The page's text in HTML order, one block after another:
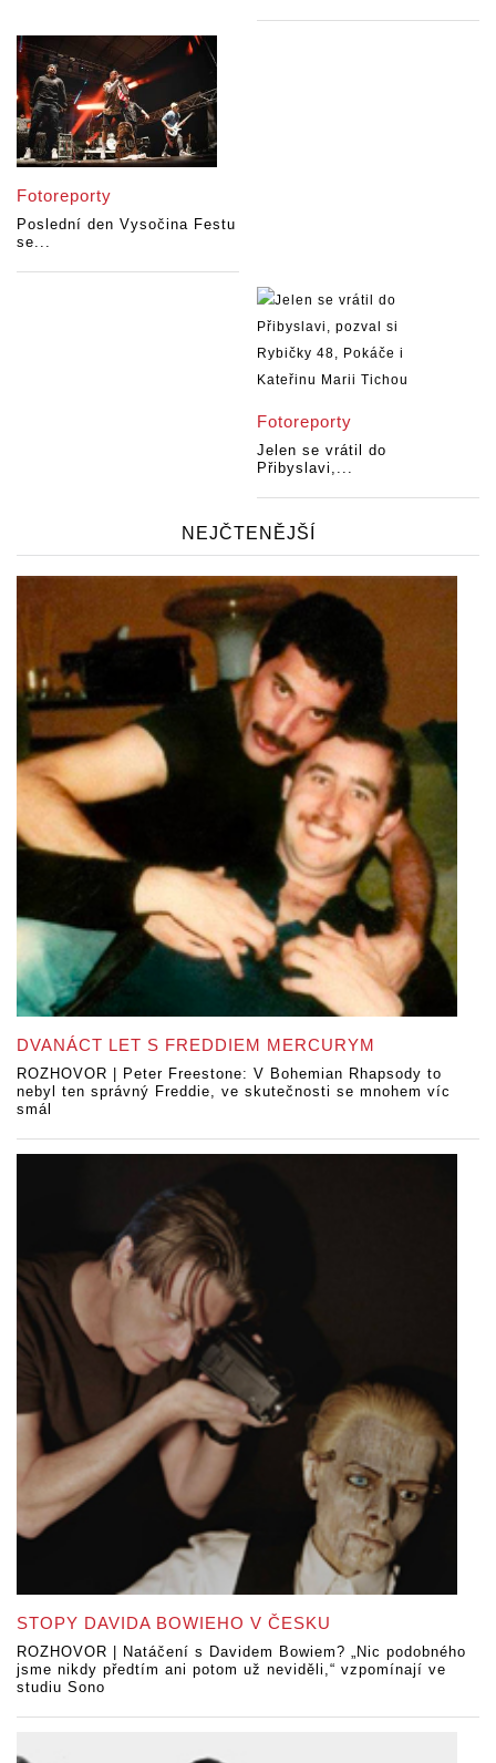
Fotoreporty
Poslední den Vysočina Festu
se...
Fotoreporty
Jelen se vrátil do
Přibyslavi,...
NEJČTENĚJŠÍ
DVANÁCT LET S FREDDIEM MERCURYM
ROZHOVOR | Peter Freestone: V Bohemian Rhapsody to
nebyl ten správný Freddie, ve skutečnosti se mnohem víc
smál
STOPY DAVIDA BOWIEHO V ČESKU
ROZHOVOR | Natáčení s Davidem Bowiem? „Nic podobného
jsme nikdy předtím ani potom už neviděli,“ vzpomínají ve
studiu Sono